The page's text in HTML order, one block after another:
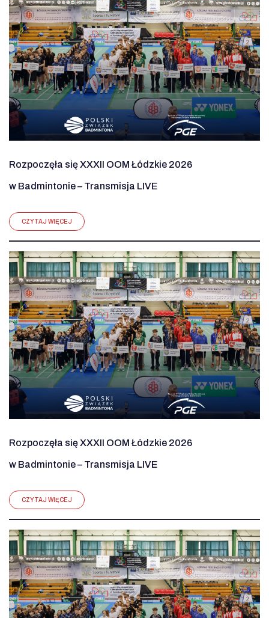
Rozpoczęła się XXXII OOM Łódzkie 2026
w Badmintonie – Transmisja LIVE
CZYTAJ WIĘCEJ
Rozpoczęła się XXXII OOM Łódzkie 2026
w Badmintonie – Transmisja LIVE
CZYTAJ WIĘCEJ